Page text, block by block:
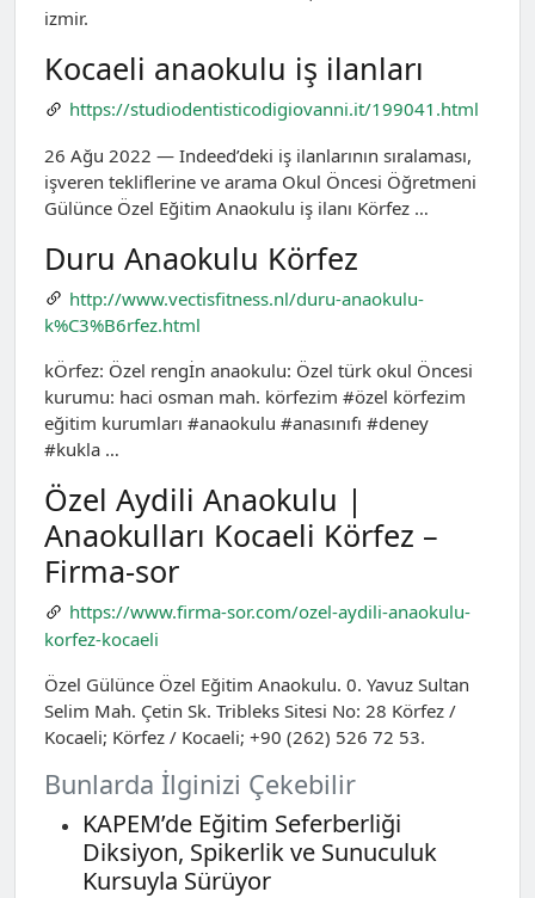
izmir.
Kocaeli anaokulu iş ilanları
https://studiodentisticodigiovanni.it/199041.html
26 Ağu 2022 — Indeed’deki iş ilanlarının sıralaması,
işveren tekliflerine ve arama Okul Öncesi Öğretmeni
Gülünce Özel Eğitim Anaokulu iş ilanı Körfez …
Duru Anaokulu Körfez
http://www.vectisfitness.nl/duru-anaokulu-
k%C3%B6rfez.html
kÖrfez: Özel rengİn anaokulu: Özel türk okul Öncesi
kurumu: haci osman mah. körfezim #özel körfezim
eğitim kurumları #anaokulu #anasınıfı #deney
#kukla …
Özel Aydili Anaokulu |
Anaokulları Kocaeli Körfez –
Firma-sor
https://www.firma-sor.com/ozel-aydili-anaokulu-
korfez-kocaeli
Özel Gülünce Özel Eğitim Anaokulu. 0. Yavuz Sultan
Selim Mah. Çetin Sk. Tribleks Sitesi No: 28 Körfez /
Kocaeli; Körfez / Kocaeli; +90 (262) 526 72 53.
Bunlarda İlginizi Çekebilir
KAPEM’de Eğitim Seferberliği
Diksiyon, Spikerlik ve Sunuculuk
Kursuyla Sürüyor